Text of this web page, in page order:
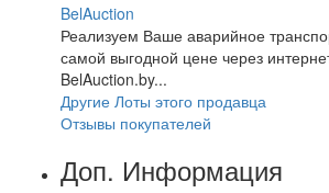
BelAuction
Реализуем Ваше аварийное
самой выгодной цене через
BelAuction.by...
Другие Лоты этого продавца
Отзывы покупателей
Доп. Информация